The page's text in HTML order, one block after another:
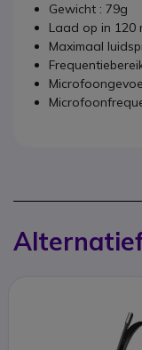
Gewicht : 79g
Laad op in 120
Maximaal